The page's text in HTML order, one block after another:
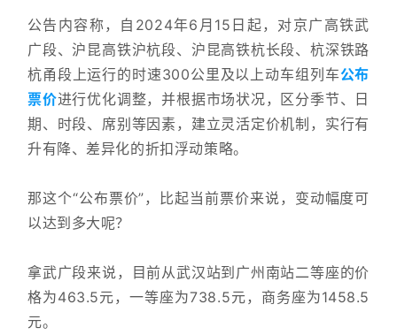
公告内容称，自2024年6月15日起，对京广高铁武
广段、沪昆高铁沪杭段、沪昆高铁杭长段、杭深铁路
杭甬段上运行的时速300公里及以上动车组列车公布
票价进行优化调整，并根据市场状况，区分季节、日
期、时段、席别等因素，建立灵活定价机制，实行有
升有降、差异化的折扣浮动策略。
那这个“公布票价”，比起当前票价来说，变动幅度可
以达到多大呢？
拿武广段来说，目前从武汉站到广州南站二等座的价
格为463.5元，一等座为738.5元，商务座为1458.5
元。